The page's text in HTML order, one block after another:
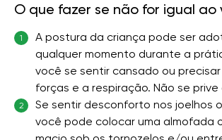
O que fazer se não for igual ao
1
A postura da criança pode ser
qualquer momento durante a
você se sentir cansado ou
forças e a respiração. Não se prive
2
Se sentir desconforto nos joelhos
você pode colocar uma almofada